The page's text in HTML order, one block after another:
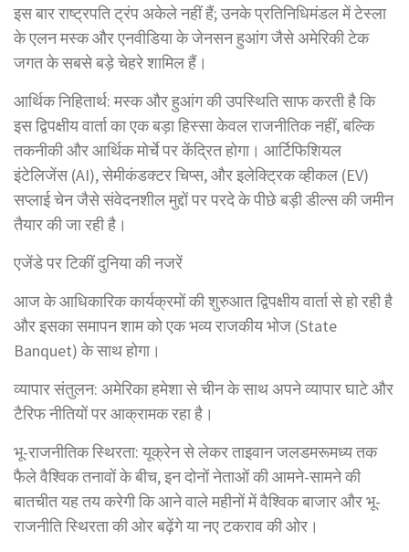
इस बार राष्ट्रपति ट्रंप अकेले नहीं हैं; उनके प्रतिनिधिमंडल में टेस्ला
के एलन मस्क और एनवीडिया के जेनसन हुआंग जैसे अमेरिकी टेक
जगत के सबसे बड़े चेहरे शामिल हैं।
आर्थिक निहितार्थ: मस्क और हुआंग की उपस्थिति साफ करती है कि
इस द्विपक्षीय वार्ता का एक बड़ा हिस्सा केवल राजनीतिक नहीं, बल्कि
तकनीकी और आर्थिक मोर्चे पर केंद्रित होगा। आर्टिफिशियल
इंटेलिजेंस (AI), सेमीकंडक्टर चिप्स, और इलेक्ट्रिक व्हीकल (EV)
सप्लाई चेन जैसे संवेदनशील मुद्दों पर परदे के पीछे बड़ी डील्स की जमीन
तैयार की जा रही है।
एजेंडे पर टिकीं दुनिया की नजरें
आज के आधिकारिक कार्यक्रमों की शुरुआत द्विपक्षीय वार्ता से हो रही है
और इसका समापन शाम को एक भव्य राजकीय भोज (State
Banquet) के साथ होगा।
व्यापार संतुलन: अमेरिका हमेशा से चीन के साथ अपने व्यापार घाटे और
टैरिफ नीतियों पर आक्रामक रहा है।
भू-राजनीतिक स्थिरता: यूक्रेन से लेकर ताइवान जलडमरूमध्य तक
फैले वैश्विक तनावों के बीच, इन दोनों नेताओं की आमने-सामने की
बातचीत यह तय करेगी कि आने वाले महीनों में वैश्विक बाजार और भू-
राजनीति स्थिरता की ओर बढ़ेंगे या नए टकराव की ओर।